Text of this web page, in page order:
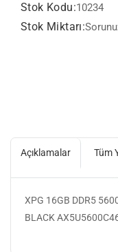
Stok Kodu:10234
Stok Miktarı:
Açıklamalar Tüm
XPG 16GB DDR5
BLACK